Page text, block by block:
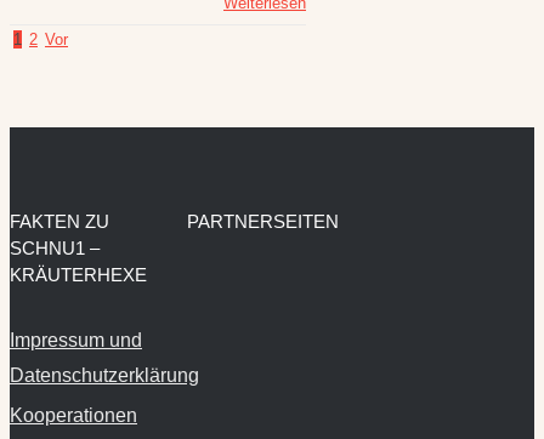
1 2 Vor
FAKTEN ZU
SCHNU1 –
KRÄUTERHEXE
Impressum und
Datenschutzerklärung
Kooperationen
PARTNERSEITEN